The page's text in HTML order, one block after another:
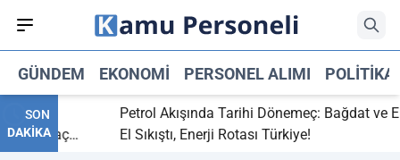
GÜNDEM EKONOMI PERSONEL ALIMI POLITIKA
SON
DAKİKA
maç
Petrol Akışında Tarihi Dönemeç: Bağdat ve Erbil
El Sıkıştı, Enerji Rotası Türkiye!